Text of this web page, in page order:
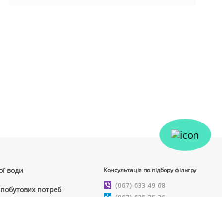
води
потреб
Консультація по підбору фільтру
(067) 633 49 68